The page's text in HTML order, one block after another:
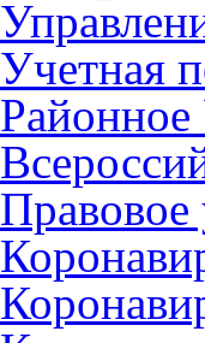
Учетная
Районное
Правовое